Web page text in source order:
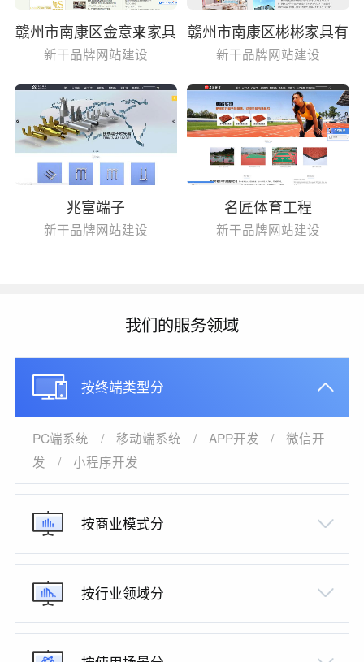
赣州市南康区金意来家具
有限公司
新干品牌网站建设
赣州市南康区彬彬家具有
限公司
新干品牌网站建设
兆富端子
新干品牌网站建设
名匠体育工程
新干品牌网站建设
我们的服务领域
按终端类型分
PC端系统 / 移动端系统 / APP开发 /
微信开
发
/ 小程序开发
按商业模式分
按行业领域分